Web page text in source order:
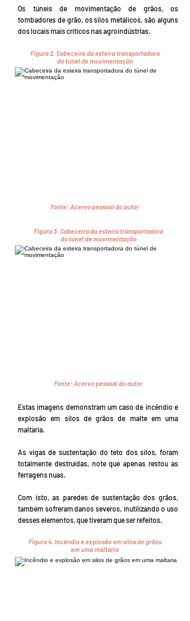
Os túneis de movimentação de grãos, os
tombadores de grão, os silos metálicos, são alguns
dos locais mais críticos nas agroindústrias.
Figura 2. Cabeceira da esteira transportadora
do túnel de movimentação
Fonte: Acervo pessoal do autor
Figura 3. Cabeceira da esteira transportadora
do túnel de movimentação
Fonte: Acervo pessoal do autor
Estas imagens demonstram um caso de incêndio e
explosão em silos de grãos de malte em uma
maltaria.
As vigas de sustentação do teto dos silos, foram
totalmente destruídas, note que apenas restou as
ferragens nuas.
Com isto, as paredes de sustentação dos grãos,
também sofreram danos severos, inutilizando o uso
desses elementos, que tiveram que ser refeitos.
Figura 4. Incêndio e explosão em silos de grãos
em uma maltaria